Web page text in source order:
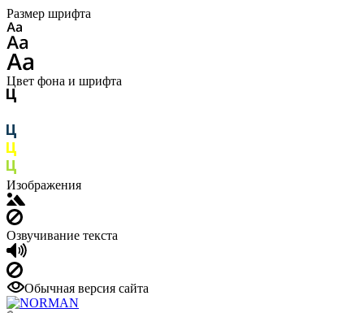
Размер шрифта
Цвет фона и шрифта
Изображения
Озвучивание текста
Обычная версия сайта